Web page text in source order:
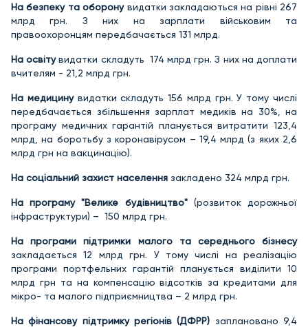
На безпеку та оборонувидатки закладаються на рівні 267
млрд грн. З них на зарплати військовим та
правоохоронцям передбачається 131 млрд.
На освітувидатки складуть 174 млрд грн. З них на доплати
вчителям - 21,2 млрд грн.
На медицинувидатки складуть 156 млрд грн. У тому числі
передбачається збільшення зарплат медиків на 30%, на
програму медичних гарантій планується витратити 123,4
млрд, на боротьбу з коронавірусом – 19,4 млрд (з яких 2,6
млрд грн на вакцинацію).
На соціальний захист населення закладено 324 млрд грн.
На програму "Велике будівництво"(розвиток дорожньої
інфраструктури) – 150 млрд грн.
На програми підтримки малого та середнього
бізнесу
закладається 12 млрд грн. У тому числі на реалізацію
програми портфельних гарантій планується виділити 10
млрд грн та на компенсацію відсотків за кредитами для
мікро- та малого підприємництва – 2 млрд грн.
На фінансову підтримку регіонів (ДФРР) заплановано 9,4